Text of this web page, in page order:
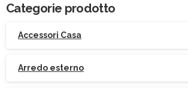
Categorie prodotto
Accessori Casa
Arredo esterno